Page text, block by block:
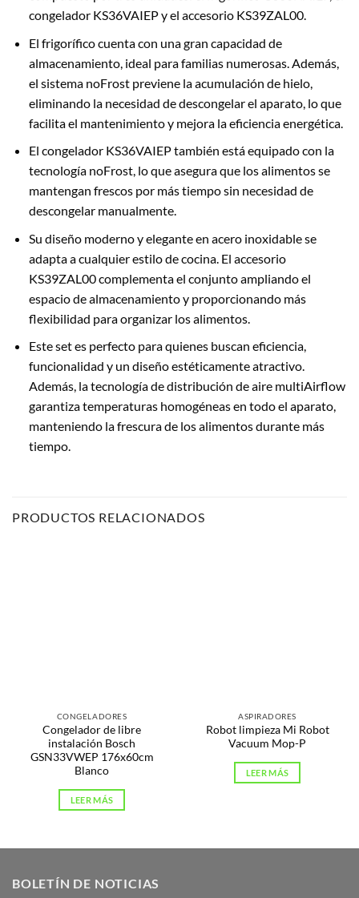
congelador KS36VAIEP y el accesorio KS39ZAL00.
El frigorífico cuenta con una gran capacidad de
almacenamiento, ideal para familias numerosas. Además,
el sistema noFrost previene la acumulación de hielo,
eliminando la necesidad de descongelar el aparato, lo que
facilita el mantenimiento y mejora la eficiencia energética.
El congelador KS36VAIEP también está equipado con la
tecnología noFrost, lo que asegura que los alimentos se
mantengan frescos por más tiempo sin necesidad de
descongelar manualmente.
Su diseño moderno y elegante en acero inoxidable se
adapta a cualquier estilo de cocina. El accesorio
KS39ZAL00 complementa el conjunto ampliando el
espacio de almacenamiento y proporcionando más
flexibilidad para organizar los alimentos.
Este set es perfecto para quienes buscan eficiencia,
funcionalidad y un diseño estéticamente atractivo.
Además, la tecnología de distribución de aire multiAirflow
garantiza temperaturas homogéneas en todo el aparato,
manteniendo la frescura de los alimentos durante más
tiempo.
PRODUCTOS RELACIONADOS
CONGELADORES
Congelador de libre
instalación Bosch
GSN33VWEP 176x60cm
Blanco
LEER MÁS
ASPIRADORES
Robot limpieza Mi Robot
Vacuum Mop-P
LEER MÁS
BOLETÍN DE NOTICIAS